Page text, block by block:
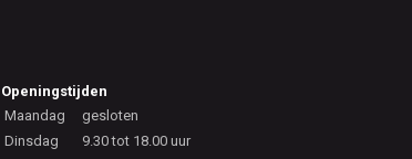
Openingstijden
Maandag
gesloten
Dinsdag
9.30 tot 18.00 uur